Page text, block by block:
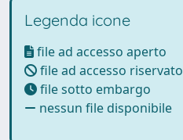
Legenda icone
file ad accesso aperto
file ad accesso riservato
file sotto embargo
nessun file disponibile